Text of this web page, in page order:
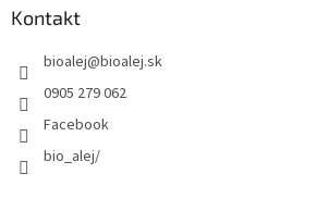
Kontakt
bioalej@bioalej.sk
0905 279 062
Facebook
bio_alej/